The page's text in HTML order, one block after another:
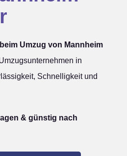
Umzug von Mannheim
in
Schnelligkeit und
& günstig nach